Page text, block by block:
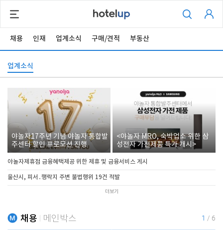
채용 인재 업계소식 구매/견적 부동산
업계소식
야놀자17주년 기념 야놀자 통합발
주센터 할인 프로모션 진행
<야놀자 MRO, 숙박업소 위한 삼
성전자 가전제품 특가 개시>
야놀자제휴점 금융혜택제공 위한 제휴 및 금융서비스 게시
울산시, 피서․행락지 주변 불법행위 19건 적발
더보기
채용 메인박스 1 / 6